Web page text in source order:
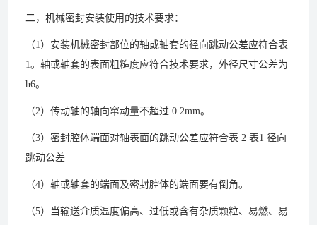
二，机械密封安装使用的技术要求：
（1）安装机械密封部位的轴或轴套的径向跳动公差应符合表
1。轴或轴套的表面粗糙度应符合技术要求，外径尺寸公差为
h6。
（2）传动轴的轴向窜动量不超过 0.2mm。
（3）密封腔体端面对轴表面的跳动公差应符合表 2 表1 径向
跳动公差
（4）轴或轴套的端面及密封腔体的端面要有倒角。
（5）当输送介质温度偏高、过低或含有杂质颗粒、易燃、易